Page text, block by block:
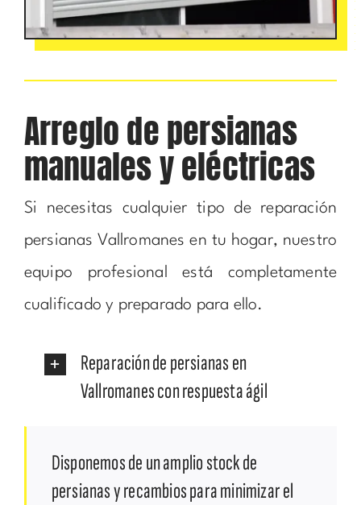
Arreglo de persianas
manuales y eléctricas
Si necesitas cualquier tipo de reparación
persianas Vallromanes en tu hogar, nuestro
equipo profesional está completamente
cualificado y preparado para ello.
Reparación de persianas en
Vallromanes con respuesta ágil
Disponemos de un amplio stock de
persianas y recambios para minimizar el